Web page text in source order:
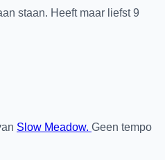
staan. Heeft maar liefst 9
Slow Meadow. Geen tempo